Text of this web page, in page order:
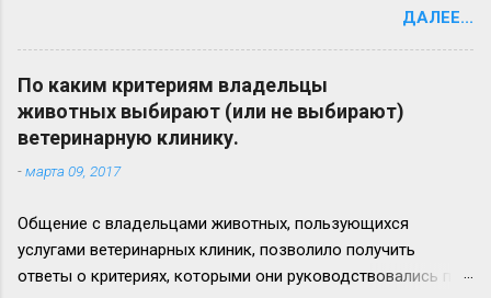
актиномикозного очага более наблюдается
Вид нижней челюсти с левой стороны.
Челюсть увеличена в размере в 2,5 - 3 раза.
Прогноз неблагоприятный. Удачи всем!
ДАЛЕЕ...
По каким критериям владельцы
животных выбирают (или не выбирают)
ветеринарную клинику.
-марта 09, 2017
Общение с владельцами животных, пользующихся
услугами ветеринарных клиник, позволило получить
ответы о критериях, которыми они руководствовались при